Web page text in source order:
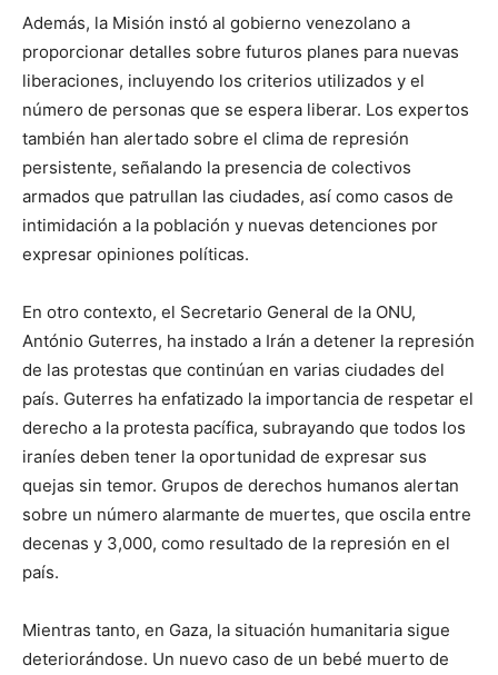
Además, la Misión instó al gobierno venezolano a
proporcionar detalles sobre futuros planes para nuevas
liberaciones, incluyendo los criterios utilizados y el
número de personas que se espera liberar. Los expertos
también han alertado sobre el clima de represión
persistente, señalando la presencia de colectivos
armados que patrullan las ciudades, así como casos de
intimidación a la población y nuevas detenciones por
expresar opiniones políticas.
En otro contexto, el Secretario General de la ONU,
António Guterres, ha instado a Irán a detener la represión
de las protestas que continúan en varias ciudades del
país. Guterres ha enfatizado la importancia de respetar el
derecho a la protesta pacífica, subrayando que todos los
iraníes deben tener la oportunidad de expresar sus
quejas sin temor. Grupos de derechos humanos alertan
sobre un número alarmante de muertes, que oscila entre
decenas y 3,000, como resultado de la represión en el
país.
Mientras tanto, en Gaza, la situación humanitaria sigue
deteriorándose. Un nuevo caso de un bebé muerto de